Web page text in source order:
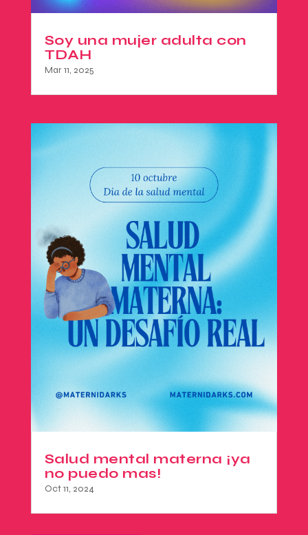
Soy una mujer adulta con
TDAH
Mar 11, 2025
Salud mental materna ¡ya
no puedo mas!
Oct 11, 2024